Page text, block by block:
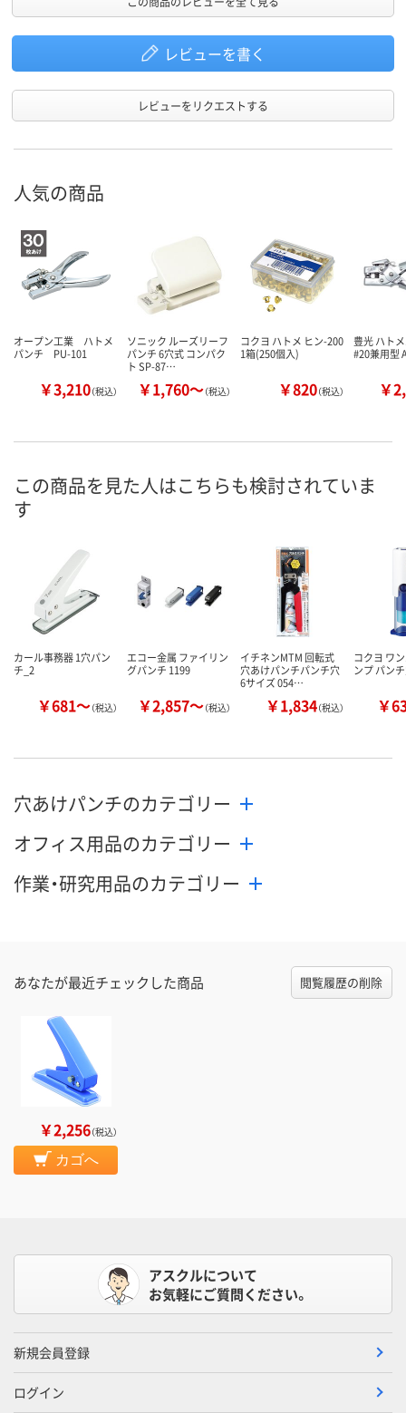
レビューを書く
レビューをリクエストする
人気の商品
オープン工業 ハトメ
パンチ PU-101
￥3,210（税込）
ソニック ルーズリーフ
パンチ 6穴式 コンパク
ト SP-87…
￥1,760～（税込）
コクヨ ハトメ ヒン-200
1箱(250個入)
￥820（税込）
豊光 ハトメ
#20兼用型
￥
この商品を見た人はこちらも検討されていま
す
カール事務器 1穴パン
チ_2
￥681～（税込）
エコー金属 ファイリン
グパンチ 1199
￥2,857～（税込）
イチネンMTM 回転式
穴あけパンチパンチ穴
6サイズ 054…
￥1,834（税込）
コクヨ ワ
ンプ パン
￥
穴あけパンチのカテゴリー
オフィス用品のカテゴリー
作業・研究用品のカテゴリー
あなたが最近チェックした商品 閲覧履歴の削除
￥2,256（税込）
カゴへ
アスクルについて
お気軽にご質問ください。
新規会員登録
ログイン